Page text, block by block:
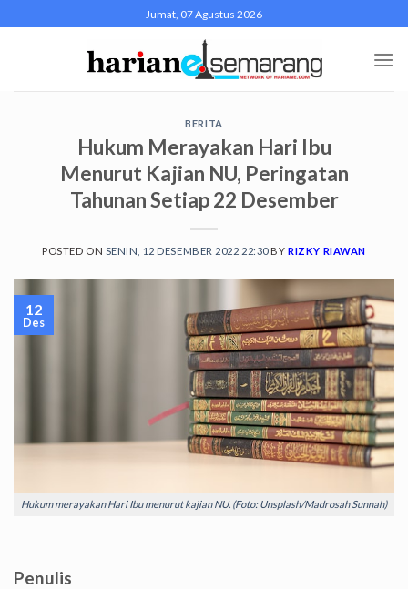
to
Jumat, 07 Agustus 2026
BERITA
Hukum Merayakan Hari Ibu
Menurut Kajian NU, Peringatan
Tahunan Setiap 22 Desember
POSTED ON SENIN, 12 DESEMBER 2022 22:30BYRIZKY RIAWAN
Hukum merayakan Hari Ibu menurut kajian NU. (Foto: Unsplash/Madrosah Sunnah)
12
Des
Penulis